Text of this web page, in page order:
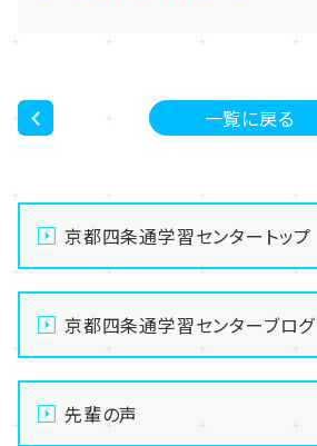
一覧に戻る
京都四条通学習センタートップ
京都四条通学習センターブログ
先輩の声